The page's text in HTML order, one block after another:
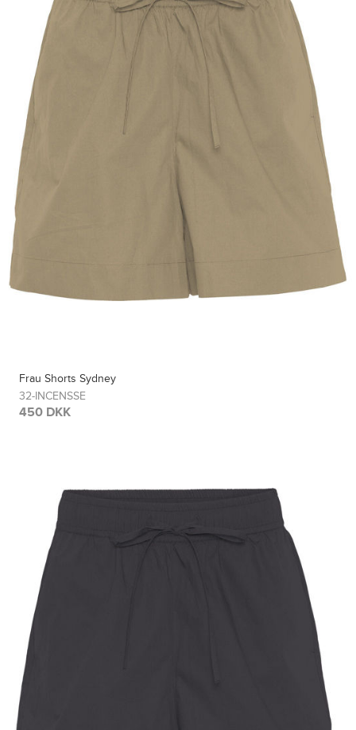
Frau Shorts Sydney
32-INCENSSE
450 DKK